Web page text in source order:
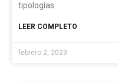
tipologías
LEER COMPLETO
febrero 2, 2023